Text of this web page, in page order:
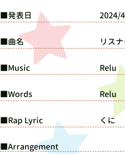
​■発表日 2024/
​■曲名 リス
​■Music Relu
​■Words Relu
​■Rap Lyric くに
​■Arrangement